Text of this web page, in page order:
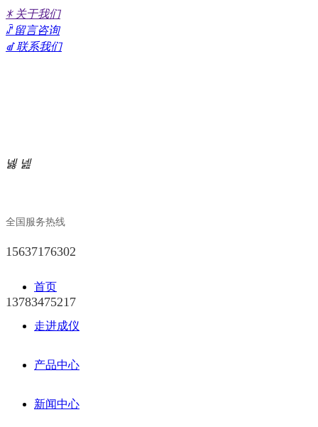
ꁘ 关于我们
ꁳ 留言咨询
ꀷ 联系我们
全国服务热线
15637176302
13783475217
首页
走进成仪
产品中心
新闻中心
넳 넲